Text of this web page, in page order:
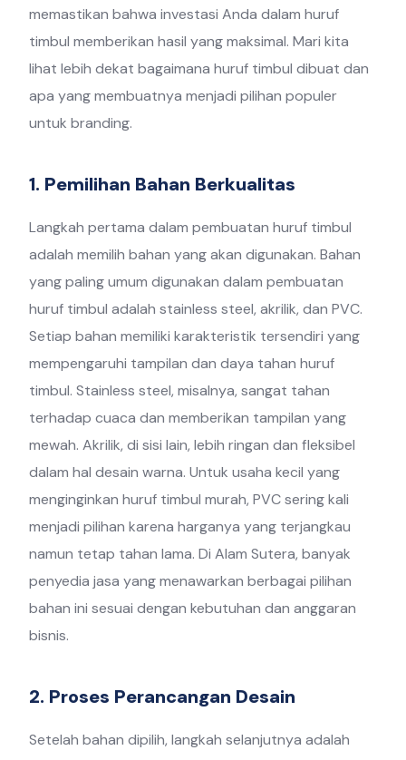
memastikan bahwa investasi Anda dalam huruf
timbul memberikan hasil yang maksimal. Mari kita
lihat lebih dekat bagaimana huruf timbul dibuat dan
apa yang membuatnya menjadi pilihan populer
untuk branding.
1. Pemilihan Bahan Berkualitas
Langkah pertama dalam pembuatan huruf timbul
adalah memilih bahan yang akan digunakan. Bahan
yang paling umum digunakan dalam pembuatan
huruf timbul adalah stainless steel, akrilik, dan PVC.
Setiap bahan memiliki karakteristik tersendiri yang
mempengaruhi tampilan dan daya tahan huruf
timbul. Stainless steel, misalnya, sangat tahan
terhadap cuaca dan memberikan tampilan yang
mewah. Akrilik, di sisi lain, lebih ringan dan fleksibel
dalam hal desain warna. Untuk usaha kecil yang
menginginkan huruf timbul murah, PVC sering kali
menjadi pilihan karena harganya yang terjangkau
namun tetap tahan lama. Di Alam Sutera, banyak
penyedia jasa yang menawarkan berbagai pilihan
bahan ini sesuai dengan kebutuhan dan anggaran
bisnis.
2. Proses Perancangan Desain
Setelah bahan dipilih, langkah selanjutnya adalah